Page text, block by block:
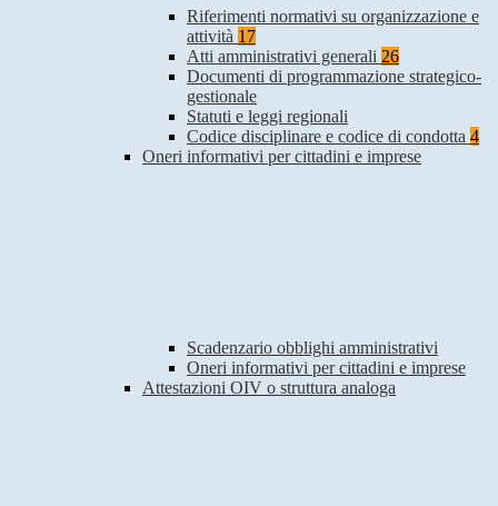
Riferimenti normativi su organizzazione e
attività 17
Atti amministrativi generali 26
Documenti di programmazione strategico-
gestionale
Statuti e leggi regionali
Codice disciplinare e codice di condotta 4
Oneri informativi per cittadini e imprese
Scadenzario obblighi amministrativi
Oneri informativi per cittadini e imprese
Attestazioni OIV o struttura analoga